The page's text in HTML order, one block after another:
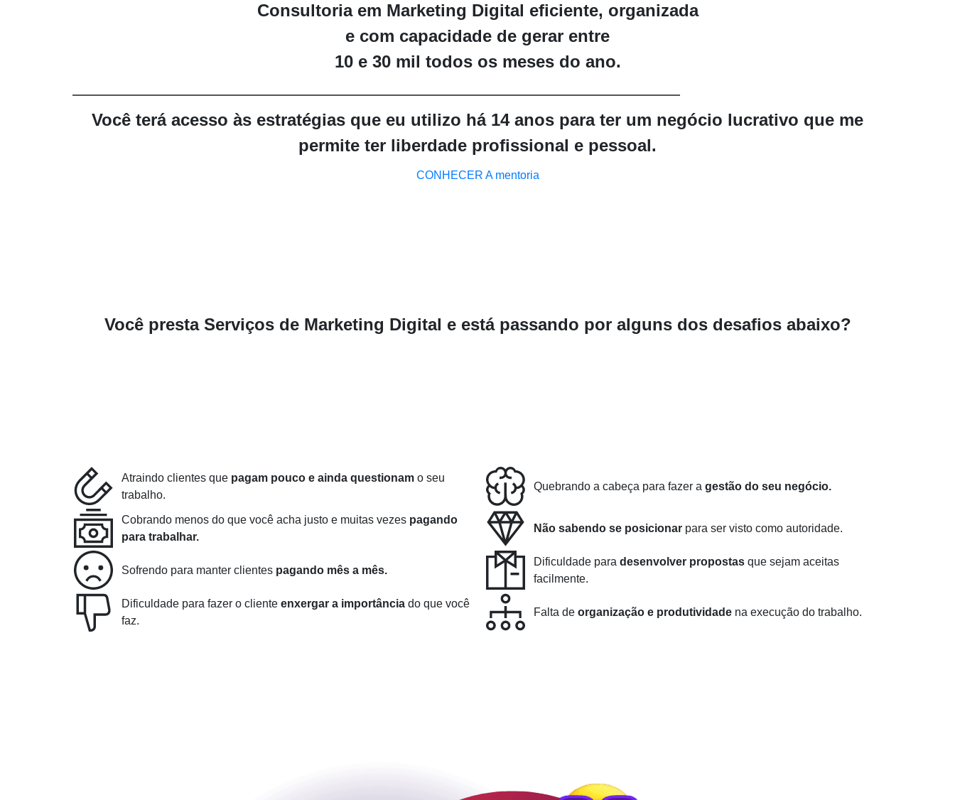
Consultoria em Marketing Digital eficiente, organizada
e com capacidade de gerar entre
10 e 30 mil todos os meses do ano.
Você terá acesso às estratégias que eu utilizo há 14 anos para ter um negócio lucrativo que me
permite ter liberdade profissional e pessoal.
CONHECER A mentoria
Você presta Serviços de Marketing Digital e está passando por alguns dos desafios abaixo?
Atraindo clientes que pagam pouco e ainda questionam o seu
trabalho.
Cobrando menos do que você acha justo e muitas vezes pagando
para trabalhar.
Sofrendo para manter clientes pagando mês a mês.
Dificuldade para fazer o cliente enxergar a importância do que você
faz.
Quebrando a cabeça para fazer a gestão do seu negócio.
Não sabendo se posicionar para ser visto como autoridade.
Dificuldade para desenvolver propostas que sejam aceitas
facilmente.
Falta de organização e produtividade na execução do trabalho.